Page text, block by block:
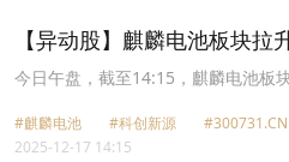
【异动股】麒麟电池板块拉
涨10.98%
今日午盘，截至14:15，麒麟电池板
达(300602.CN)涨8.43%报29.57元，
报34.23元，富临精工(300432.CN)
#麒麟电池 #科创新源
#300731.CN
2025-12-17 14:15